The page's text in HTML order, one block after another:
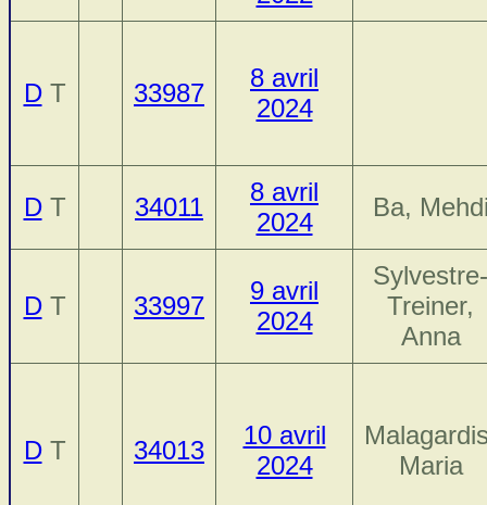
DT 33987
8 avril
2024
DT 34011
8 avril
2024
Ba,
DT 33997
9 avril
2024
Sylvestre-
Treiner,
Anna
DT 34013
10 avril
2024
Maria